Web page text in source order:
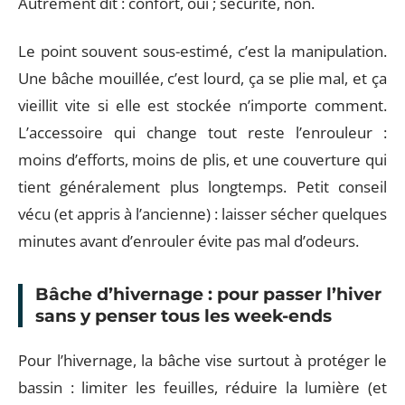
Le point souvent sous-estimé, c’est la manipulation.
Une bâche mouillée, c’est lourd, ça se plie mal, et ça
vieillit vite si elle est stockée n’importe comment.
L’accessoire qui change tout reste l’enrouleur :
moins d’efforts, moins de plis, et une couverture qui
tient généralement plus longtemps. Petit conseil
vécu (et appris à l’ancienne) : laisser sécher quelques
minutes avant d’enrouler évite pas mal d’odeurs.
Bâche d’hivernage : pour passer l’hiver
sans y penser tous les week-ends
Pour l’hivernage, la bâche vise surtout à protéger le
bassin : limiter les feuilles, réduire la lumière (et